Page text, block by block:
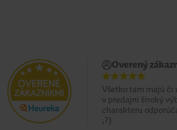
Overený
Všetko tam majú či
v predajni široký
charakteru
;?)